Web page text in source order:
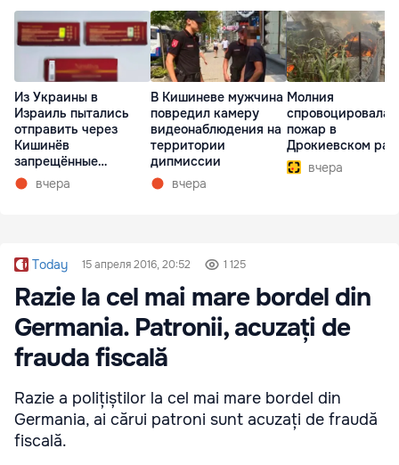
Из Украины в
Израиль пытались
отправить через
Кишинёв
запрещённые
препараты
вчера
В Кишиневе мужчина
повредил камеру
видеонаблюдения на
территории
дипмиссии
вчера
Молния
спровоцировала
пожар в
Дрокиевском
вчера
Today 15 апреля 2016, 20:52 1 125
Razie la cel mai mare bordel din
Germania. Patronii, acuzați de
frauda fiscală
Razie a polițiștilor la cel mai mare bordel din
Germania, ai cărui patroni sunt acuzați de fraudă
fiscală.